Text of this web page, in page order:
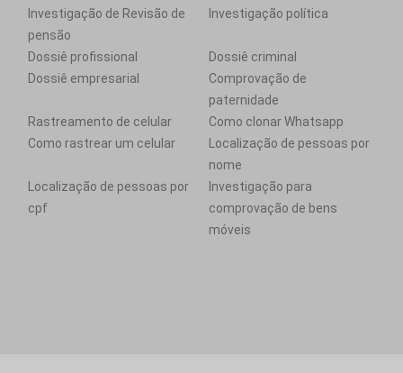
Investigação de Revisão de
pensão
Investigação política
Dossiê profissional
Dossiê criminal
Dossiê empresarial
Comprovação de
paternidade
Rastreamento de celular
Como clonar Whatsapp
Como rastrear um celular
Localização de pessoas por
nome
Localização de pessoas por
cpf
Investigação para
comprovação de bens
móveis